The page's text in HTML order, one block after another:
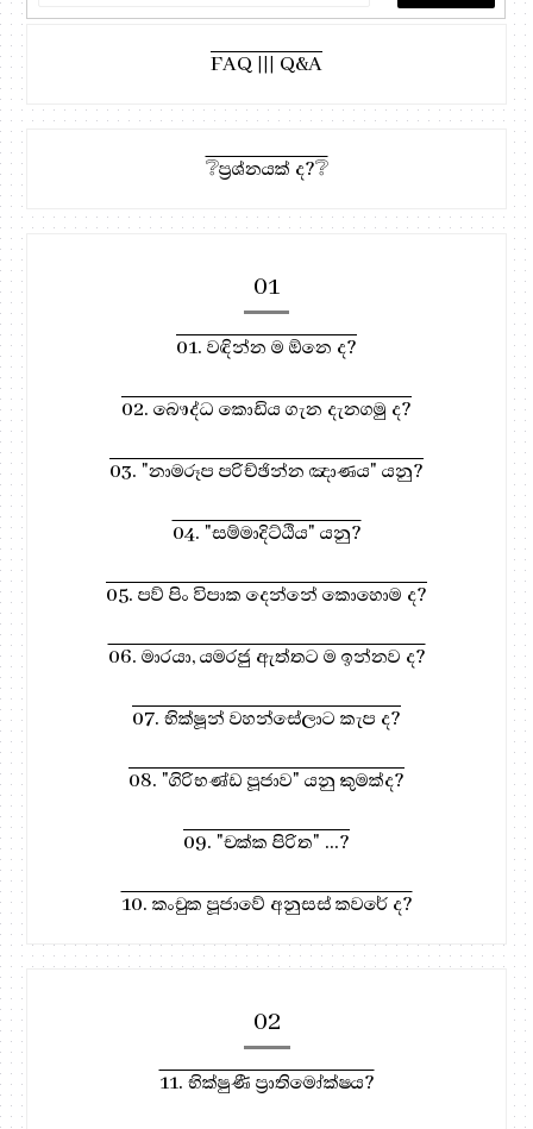
FAQ ||| Q&A
❔ප්‍රශ්නයක් ද?❔
01
01. වඳින්න ම ඕනෙ ද?
02. බෞද්ධ කොඩිය ගැන දැනගමු ද?
03. "නාමරූප පරිච්ඡින්න ඤාණය" යනු?
04. "සම්මාදිට්ඨිය" යනු?
05. පව් පිං විපාක දෙන්නේ කොහොම ද?
06. මාරයා, යමරජු ඇත්තට ම ඉන්නව ද?
07. භික්ෂූන් වහන්සේලාට කැප ද?
08. "ගිරිභණ්ඩ පූජාව" යනු කුමක්ද?
09. "චක්ක පිරිත" ...?
10. කංචුක පූජාවේ අනුසස් කවරේ ද?
02
11. භික්ෂුණී ප්‍රාතිමෝක්ෂය?